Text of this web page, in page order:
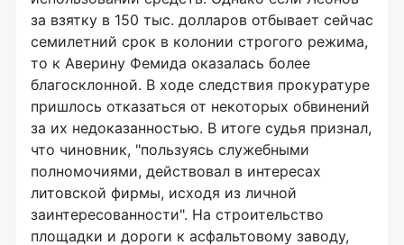
за взятку в 150 тыс. долларов отбывает сейчас
семилетний срок в колонии строгого режима,
то к Аверину Фемида оказалась более
благосклонной. В ходе следствия прокуратуре
пришлось отказаться от некоторых обвинений
за их недоказанностью. В итоге судья признал,
что чиновник, "пользуясь служебными
полномочиями, действовал в интересах
литовской фирмы, исходя из личной
заинтересованности". На строительство
площадки и дороги к асфальтовому заводу,